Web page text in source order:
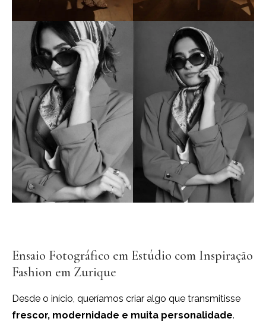
Ensaio Fotográfico em Estúdio com Inspiração
Fashion em Zurique
Desde o início, queríamos criar algo que transmitisse
frescor, modernidade e muita personalidade.